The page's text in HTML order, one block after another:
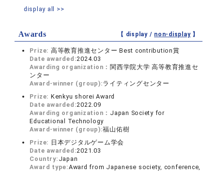
display all >>
Awards 【 display / non-display】
Prize: 高等教育推進センター Best contribution賞
Date awarded:2024.03
Awarding organization：関西学院大学 高等教育推進セ
ンター
Award-winner (group):ライティングセンター
Prize: Kenkyu shorei Award
Date awarded:2022.09
Awarding organization： Japan Society for
Educational Technology
Award-winner (group):福山佑樹
Prize: 日本デジタルゲーム学会
Date awarded:2021.03
Country: Japan
Award type:Award from Japanese society, conference,